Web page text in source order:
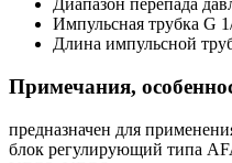
Диапазон перепада
Импульсная трубка G
Длина импульсной
Примечания,
предназначен для
блок регулирующий типа